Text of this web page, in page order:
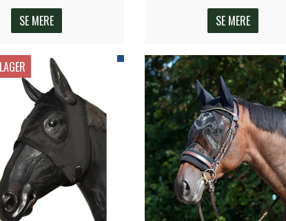
TKO
WAHLSTEN
WALDHAUSEN
WALSH
ZILCO
QHP -BRANDS OF Q
PREMIER EQUINE INSEKTBESKYTTELSE
SE MERE SE MERE